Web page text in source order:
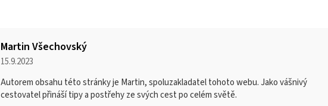
Martin Všechovský
15.9.2023
Autorem obsahu této stránky je Martin, spoluzakladatel tohoto webu. Jako vášnivý
cestovatel přináší tipy a postřehy ze svých cest po celém světě.